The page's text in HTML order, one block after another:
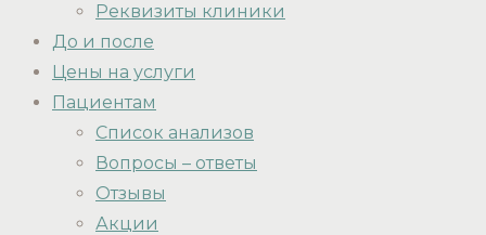
Реквизиты клиники
До и после
Цены на услуги
Пациентам
Список анализов
Вопросы – ответы
Отзывы
Акции